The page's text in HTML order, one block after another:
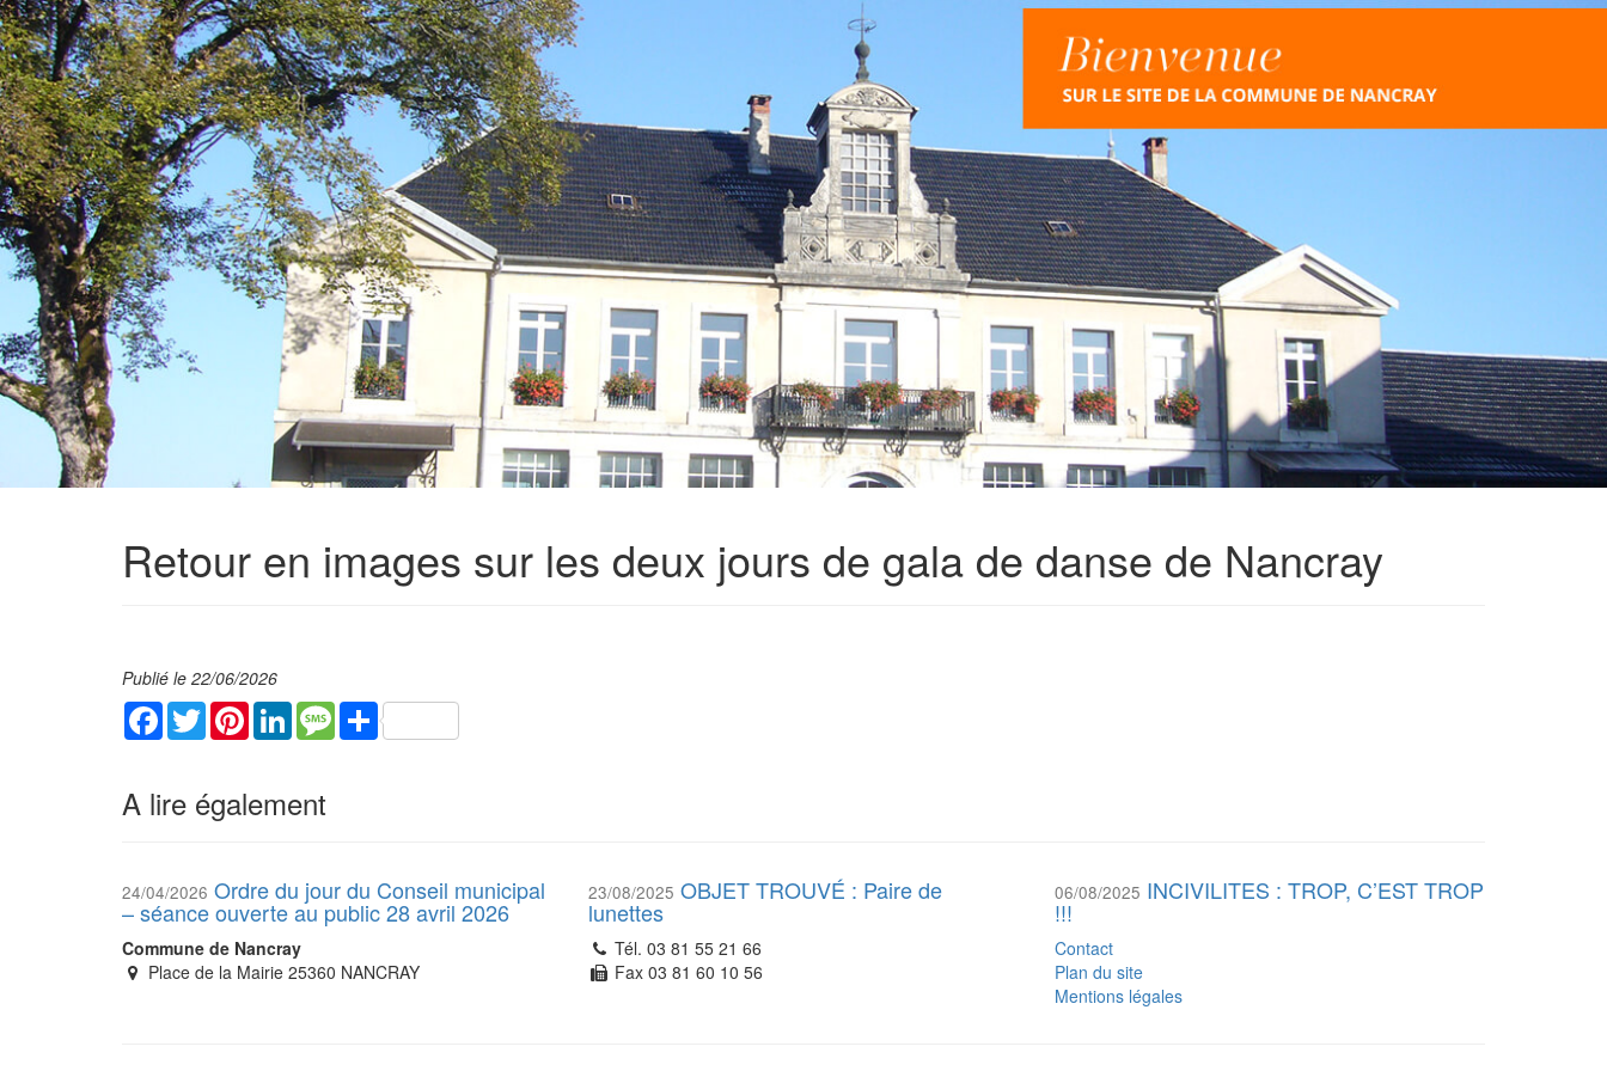
Retour en images sur les deux jours de gala de danse de Nancray
Publié le 22/06/2026
Facebook
TwitterPinterestLinkedInMessageShare
A lire également
24/04/2026 Ordre du jour du Conseil municipal
– séance ouverte au public 28 avril 2026
23/08/2025 OBJET TROUVÉ : Paire de
lunettes
06/08/2025 INCIVILITES : TROP, C’EST TROP
!!!
Commune de Nancray
Place de la Mairie 25360 NANCRAY
Tél. 03 81 55 21 66
Fax 03 81 60 10 56
Contact
Plan du site
Mentions légales